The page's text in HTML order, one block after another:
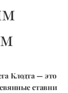
Клодта — это
ставни